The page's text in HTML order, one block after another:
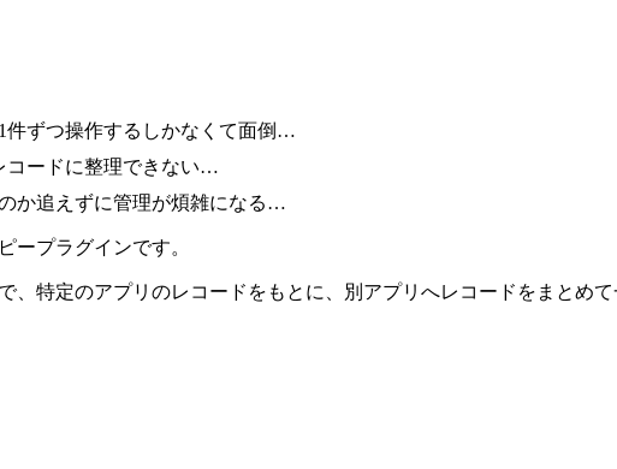
件ずつ操作するしかなくて面倒…
コードに整理できない…
か追えずに管理が煩雑になる…
ープラグインです。
、特定のアプリのレコードをもとに、別アプリへレコードをまとめ